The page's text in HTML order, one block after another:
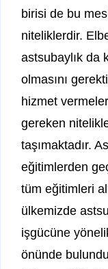
birisi de bu
niteliklerdir.
astsubaylık da
olmasını
hizmet
gereken
taşımaktadır.
eğitimlerden
tüm eğitimleri
ülkemizde
işgücüne
önünde